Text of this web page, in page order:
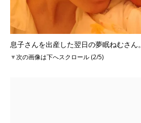
息子さんを出産した翌日の夢眠ねむさん。
▼次の画像は下へスクロール (2/5)